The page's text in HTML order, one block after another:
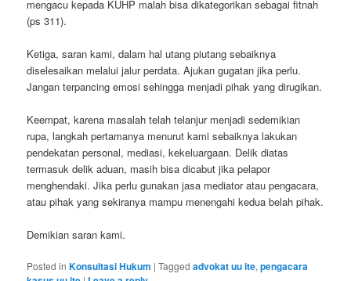
mengacu kepada KUHP malah bisa dikategorikan sebagai fitnah
(ps 311).
Ketiga, saran kami, dalam hal utang piutang sebaiknya
diselesaikan melalui jalur perdata. Ajukan gugatan jika perlu.
Jangan terpancing emosi sehingga menjadi pihak yang dirugikan.
Keempat, karena masalah telah telanjur menjadi sedemikian
rupa, langkah pertamanya menurut kami sebaiknya lakukan
pendekatan personal, mediasi, kekeluargaan. Delik diatas
termasuk delik aduan, masih bisa dicabut jika pelapor
menghendaki. Jika perlu gunakan jasa mediator atau pengacara,
atau pihak yang sekiranya mampu menengahi kedua belah pihak.
Demikian saran kami.
Posted in Konsultasi Hukum |Tagged advokat uu ite,pengacara